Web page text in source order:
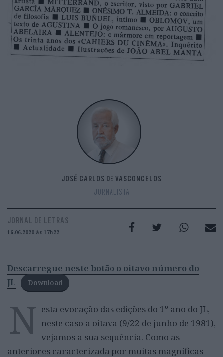
JOSÉ CARLOS DE VASCONCELOS
JORNALISTA
JORNAL DE LETRAS
16.06.2020 às 17h22
Descarregue neste botão o oitavo número do
JL
Download
N esta evocação das edições do 1º ano do JL,
neste caso a oitava (9/22 de junho de 1981),
vejamos a sua sequência. Como as
anteriores caracterizada por muitas magníficas